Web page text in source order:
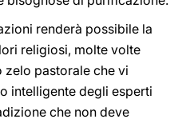
renderà possibile la
religiosi, molte volte
zelo pastorale che vi
intelligente degli esperti
che non deve